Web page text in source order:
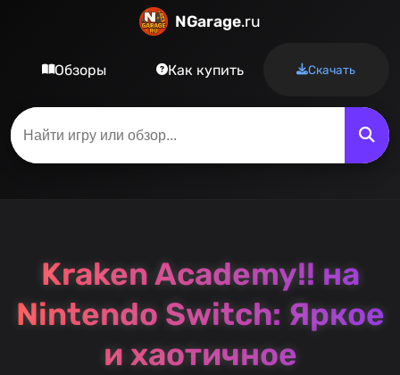
NGarage.ru
Обзоры Как купить Скачать
Kraken Academy!! на
Nintendo Switch: Яркое
и хаотичное